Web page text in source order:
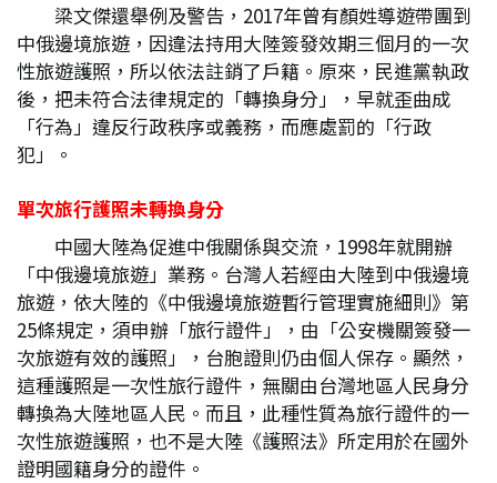
梁文傑還舉例及警告，2017年曾有顏姓導遊帶團到
中俄邊境旅遊，因違法持用大陸簽發效期三個月的一次
性旅遊護照，所以依法註銷了戶籍。原來，民進黨執政
後，把未符合法律規定的「轉換身分」，早就歪曲成
「行為」違反行政秩序或義務，而應處罰的「行政
犯」。
單次旅行護照未轉換身分
中國大陸為促進中俄關係與交流，1998年就開辦
「中俄邊境旅遊」業務。台灣人若經由大陸到中俄邊境
旅遊，依大陸的《中俄邊境旅遊暫行管理實施細則》第
25條規定，須申辦「旅行證件」，由「公安機關簽發一
次旅遊有效的護照」，台胞證則仍由個人保存。顯然，
這種護照是一次性旅行證件，無關由台灣地區人民身分
轉換為大陸地區人民。而且，此種性質為旅行證件的一
次性旅遊護照，也不是大陸《護照法》所定用於在國外
證明國籍身分的證件。